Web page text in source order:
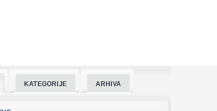
"melje" rusku vojsku; Putin nema plan B
KATEGORIJE ARHIVA